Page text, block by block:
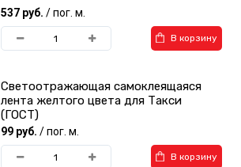
537 руб. / пог. м.
В корзину
Светоотражающая самоклеящаяся
лента желтого цвета для Такси
(ГОСТ)
99 руб. / пог. м.
В корзину